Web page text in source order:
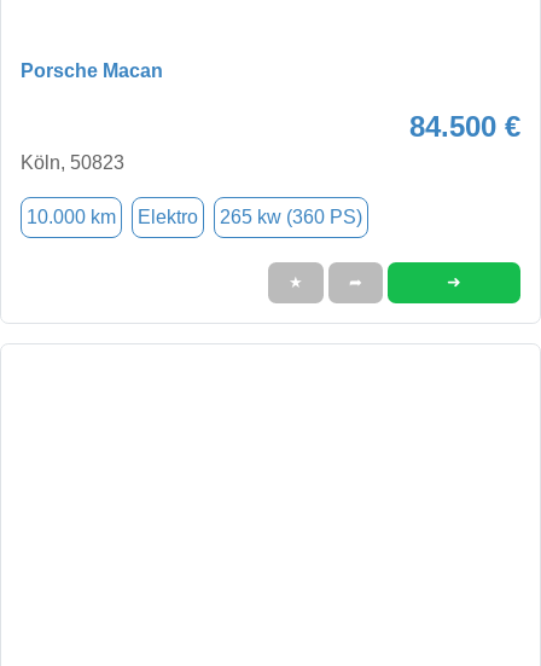
Porsche Macan
84.500 €
Köln, 50823
10.000 km Elektro 265 kw (360 PS)
★ ➦ ➜